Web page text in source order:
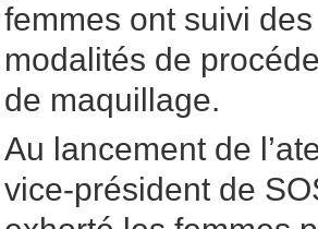
femmes ont suivi
modalités de
de maquillage.
Au lancement de
vice-président de